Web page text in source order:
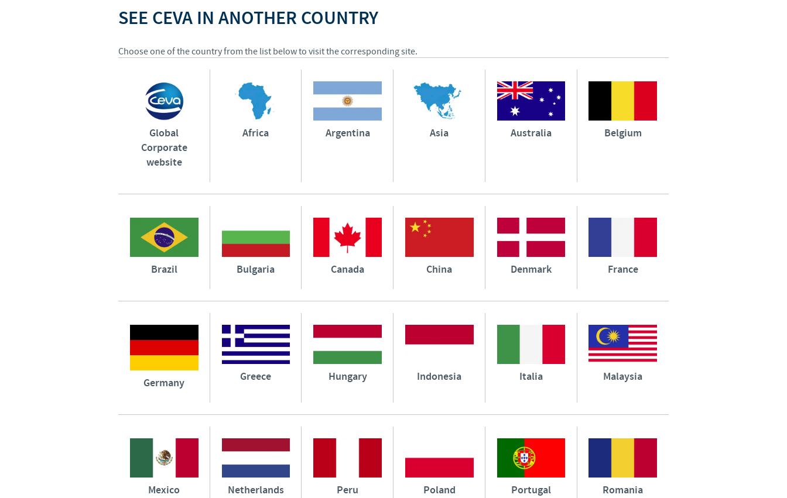
Regulatory constraints and medical practices vary from country to country. Consequently, the
SEE CEVA IN ANOTHER COUNTRY
Choose one of the country from the list below to visit the corresponding site.
Global
Corporate
website
Africa Argentina Asia Australia Belgium
Brazil Bulgaria Canada China Denmark France
Germany Greece Hungary Indonesia Italia Malaysia
Mexico Netherlands Peru Poland Portugal Romania